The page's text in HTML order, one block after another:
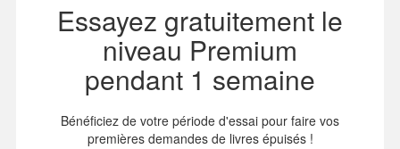
Essayez gratuitement le
niveau Premium
pendant 1 semaine
Bénéficiez de votre période d'essai pour faire vos
premières demandes de livres épuisés !